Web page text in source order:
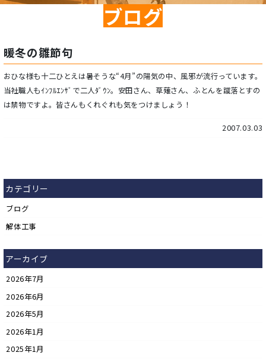
ブログ
暖冬の雛節句
おひな様も十二ひとえは暑そうな“4月”の陽気の中、風邪が流行っています。
当社職人もｲﾝﾌﾙｴﾝｻﾞで二人ﾀﾞｳﾝ。安田さん、草薙さん、ふとんを蹴落とすの
は禁物ですよ。皆さんもくれぐれも気をつけましょう！
2007.03.03
カテゴリー
ブログ
解体工事
アーカイブ
2026年7月
2026年6月
2026年5月
2026年1月
2025年1月